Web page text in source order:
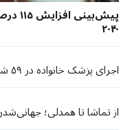
۲۰۴۰
اجرای پزشک خانواده در ۵۹ شهر ایران تا پایان شهریور
از تماشا تا همدلی؛